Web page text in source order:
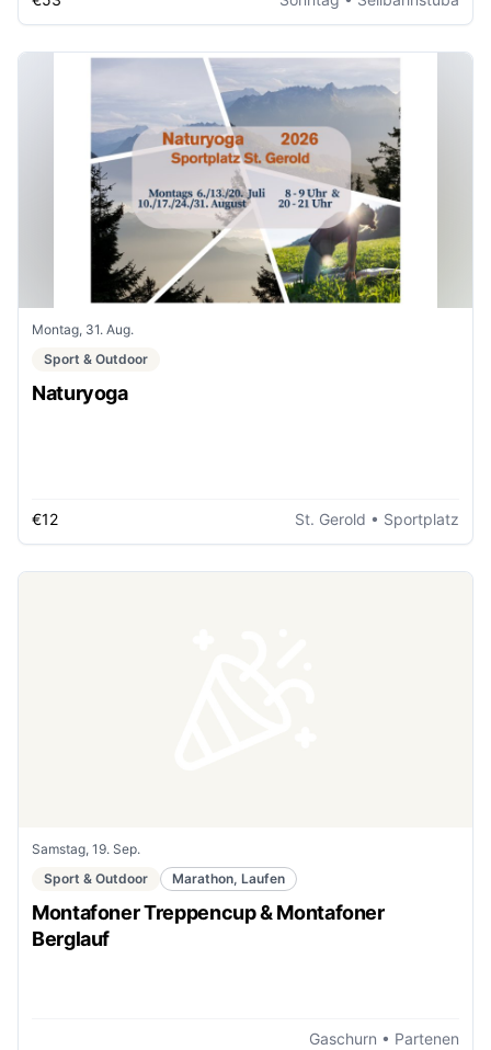
Montag, 31. Aug.
Sport & Outdoor
Naturyoga
€12 St. Gerold • Sportplatz
Samstag, 19. Sep.
Sport & Outdoor
Marathon, Laufen
Montafoner Treppencup & Montafoner
Berglauf
Gaschurn • Partenen